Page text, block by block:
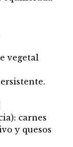
vegetal
carnes
y quesos